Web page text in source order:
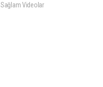
Sağlam Videolar